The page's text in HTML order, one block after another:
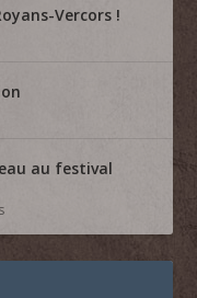
Vercors !
au festival